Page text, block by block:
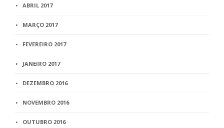
ABRIL 2017
MARÇO 2017
FEVEREIRO 2017
JANEIRO 2017
DEZEMBRO 2016
NOVEMBRO 2016
OUTUBRO 2016